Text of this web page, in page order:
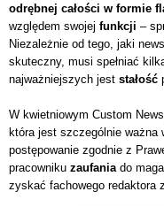
odrębnej całości w formie
względem swojej funkcji –
Niezależnie od tego, jaki
skuteczny, musi spełniać
najważniejszych jest stałość
W kwietniowym Custom
która jest szczególnie
postępowanie zgodnie z
pracowniku zaufania do
zyskać fachowego redaktora